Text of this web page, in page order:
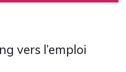
vers l’emploi